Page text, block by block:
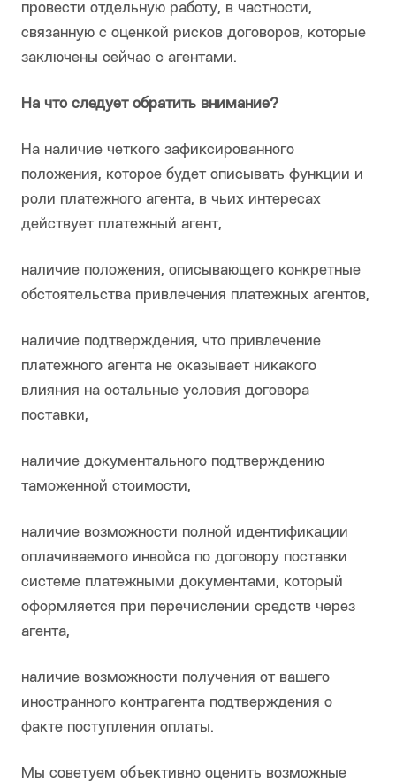
провести отдельную работу, в частности,
связанную с оценкой рисков договоров, которые
заключены сейчас с агентами.
На что следует обратить внимание?
На наличие четкого зафиксированного
положения, которое будет описывать функции и
роли платежного агента, в чьих интересах
действует платежный агент,
наличие положения, описывающего конкретные
обстоятельства привлечения платежных агентов,
наличие подтверждения, что привлечение
платежного агента не оказывает никакого
влияния на остальные условия договора
поставки,
наличие документального подтверждению
таможенной стоимости,
наличие возможности полной идентификации
оплачиваемого инвойса по договору поставки
системе платежными документами, который
оформляется при перечислении средств через
агента,
наличие возможности получения от вашего
иностранного контрагента подтверждения о
факте поступления оплаты.
Мы советуем объективно оценить возможные